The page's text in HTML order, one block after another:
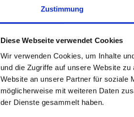
Zustimmung
Diese Webseite verwendet Cookies
Wir verwenden Cookies, um Inhalte
und die Zugriffe auf unsere Website
Website an unsere Partner für soziale
möglicherweise mit weiteren Daten
der Dienste gesammelt haben.